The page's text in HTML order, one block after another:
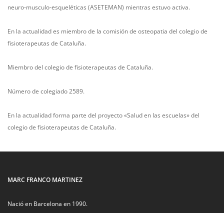
neuro-musculo-esqueléticas (ASETEMAN) mientras estuvo activa.
En la actualidad es miembro de la comisión de osteopatia del colegio de
fisioterapeutas de Cataluña.
Miembro del colegio de fisioterapeutas de Cataluña.
Número de colegiado 2589.
En la actualidad forma parte del proyecto «Salud en las escuelas» del
colegio de fisioterapeutas de Cataluña.
MARC FRANCO MARTINEZ
Nació en Barcelona en 1990.